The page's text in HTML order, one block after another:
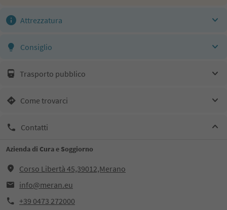
Attrezzatura
Consiglio
Trasporto pubblico
Come trovarci
Contatti
Azienda di Cura e Soggiorno
Corso Libertà 45,39012,Merano
info@meran.eu
+39 0473 272000